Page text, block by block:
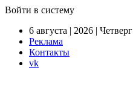
Войти в систему
6 августа | 2026 | Четверг
Реклама
Контакты
vk